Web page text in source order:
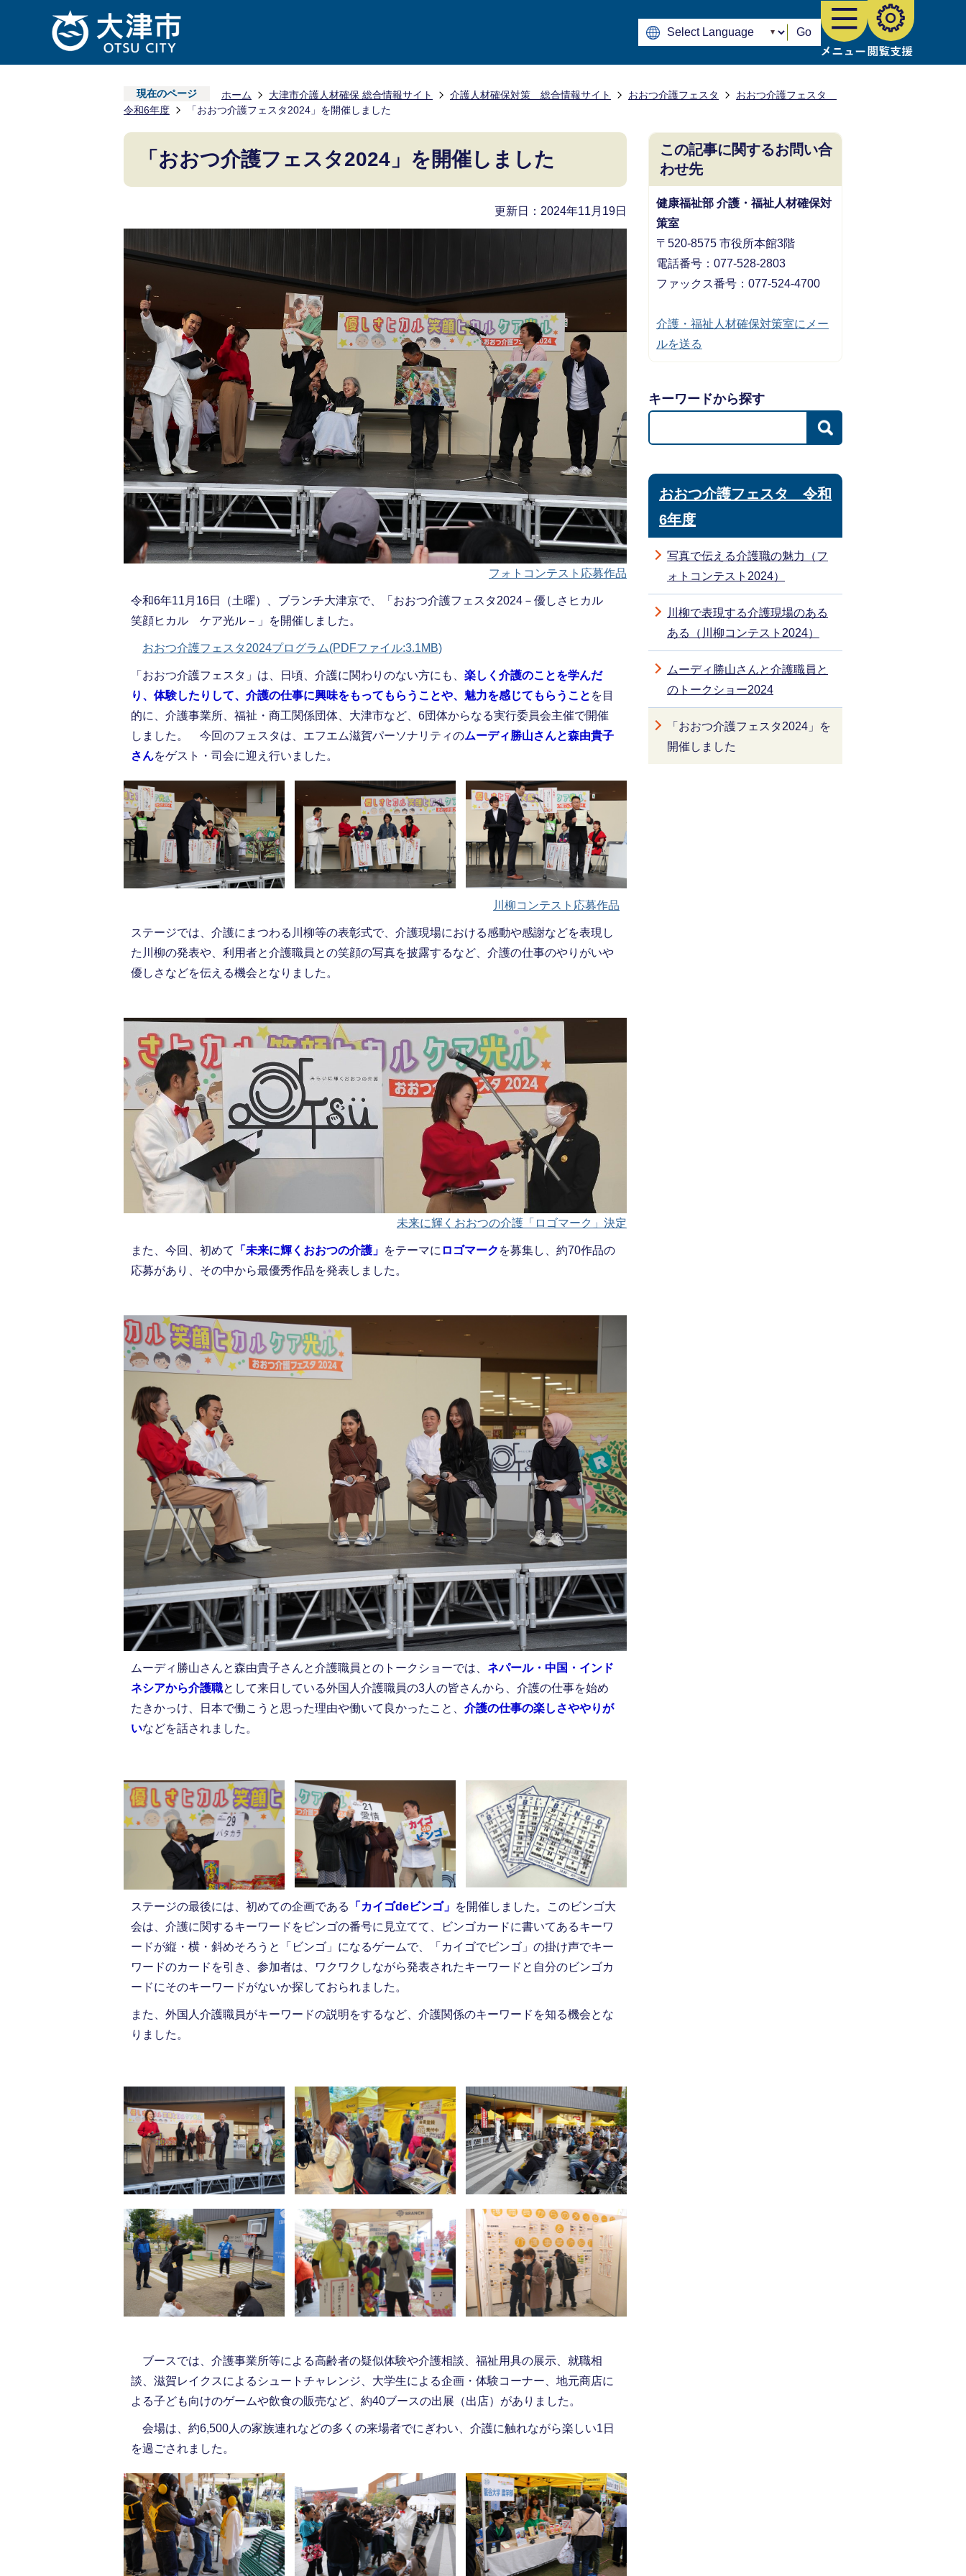
Go
現在のページ ホーム 大津市介護人材確保 総合情報サイト 介護人材確保対策 総合情報サイト おおつ介護フェスタ
おおつ介護フェスタ
令和6年度
「おおつ介護フェスタ2024」を開催しました
「おおつ介護フェスタ2024」を開催しました
更新日：2024年11月19日
フォトコンテスト応募作品
令和6年11月16日（土曜）、ブランチ大津京で、「おおつ介護フェスタ2024－優しさヒカル
笑顔ヒカル ケア光ル－」を開催しました。
おおつ介護フェスタ2024プログラム(PDFファイル:3.1MB)
「おおつ介護フェスタ」は、日頃、介護に関わりのない方にも、 楽しく介護のことを学んだ
り、体験したりして、介護の仕事に興味をもってもらうことや、魅力を感じてもらうこと を目
的に、介護事業所、福祉・商工関係団体、大津市など、6団体からなる実行委員会主催で開催
しました。 今回のフェスタは、エフエム滋賀パーソナリティのムーディ勝山さんと森由貴子
さんをゲスト・司会に迎え行いました。
川柳コンテスト応募作品
ステージでは、介護にまつわる川柳等の表彰式で、介護現場における感動や感謝などを表現し
た川柳の発表や、利用者と介護職員との笑顔の写真を披露するなど、介護の仕事のやりがいや
優しさなどを伝える機会となりました。
未来に輝くおおつの介護「ロゴマーク」決定
また、今回、初めて 「未来に輝くおおつの介護」 をテーマに ロゴマーク を募集し、約70作品の
応募があり、その中から最優秀作品を発表しました。
ムーディ勝山さんと森由貴子さんと介護職員とのトークショーでは、 ネパール・中国・インド
ネシアから介護職として来日している外国人介護職員の3人の皆さんから、介護の仕事を始め
たきかっけ、日本で働こうと思った理由や働いて良かったこと、 介護の仕事の楽しさややりが
いなどを話されました。
ステージの最後には、初めての企画である 「カイゴdeビンゴ」 を開催しました。このビンゴ大
会は、介護に関するキーワードをビンゴの番号に見立てて、ビンゴカードに書いてあるキーワ
ードが縦・横・斜めそろうと「ビンゴ」になるゲームで、「カイゴでビンゴ」の掛け声でキー
ワードのカードを引き、参加者は、ワクワクしながら発表されたキーワードと自分のビンゴカ
ードにそのキーワードがないか探しておられました。
また、外国人介護職員がキーワードの説明をするなど、介護関係のキーワードを知る機会とな
りました。
ブースでは、介護事業所等による高齢者の疑似体験や介護相談、福祉用具の展示、就職相
談、滋賀レイクスによるシュートチャレンジ、大学生による企画・体験コーナー、地元商店に
よる子ども向けのゲームや飲食の販売など、約40ブースの出展（出店）がありました。
会場は、約6,500人の家族連れなどの多くの来場者でにぎわい、介護に触れながら楽しい1日
を過ごされました。
この記事に関するお問い合
わせ先
健康福祉部 介護・福祉人材確保対
策室
〒520-8575 市役所本館3階
電話番号：077-528-2803
ファックス番号：077-524‐4700
介護・福祉人材確保対策室にメー
ルを送る
キーワードから探す
おおつ介護フェスタ 令和
6年度
写真で伝える介護職の魅力（フ
ォトコンテスト2024）
川柳で表現する介護現場のある
ある（川柳コンテスト2024）
ムーディ勝山さんと介護職員と
のトークショー2024
「おおつ介護フェスタ2024」を
開催しました